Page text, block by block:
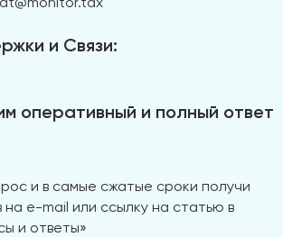
и Связи:
оперативный и полный ответ
и в самые сжатые сроки получи
на e-mail или ссылку на статью в
и ответы»